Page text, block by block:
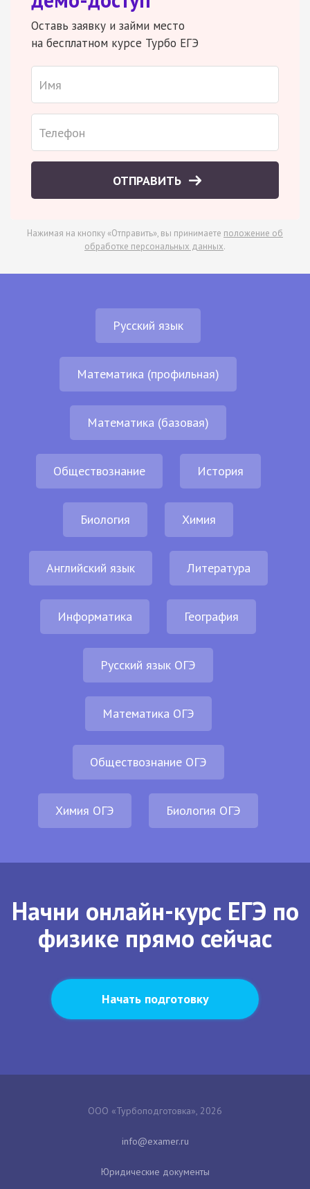
Оставь заявку и займи место
на бесплатном курсе Турбо ЕГЭ
ОТПРАВИТЬ
Нажимая на кнопку «Отправить», вы принимаете положение об
обработке персональных данных.
Русский язык
Математика (профильная)
Математика (базовая)
Обществознание История
Биология Химия
Английский язык Литература
Информатика География
Русский язык ОГЭ
Математика ОГЭ
Обществознание ОГЭ
Химия ОГЭ Биология ОГЭ
Начни онлайн-курс ЕГЭ по
физике прямо сейчас
Начать подготовку
ООО «Турбоподготовка», 2026
Юридические документы